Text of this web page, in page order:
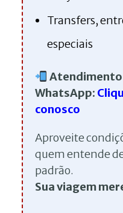
Transfers,
especiais
WhatsApp:
conosco
Aproveite
quem entende
padrão.
Sua viagem